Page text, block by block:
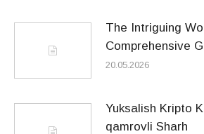
The Intriguing
Comprehensive
20.05.2026
Yuksalish Kripto
qamrovli Sharh